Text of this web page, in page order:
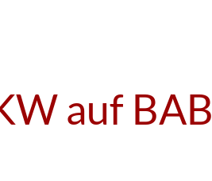
auf BAB